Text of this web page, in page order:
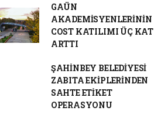
GAÜN
AKADEMİSYENLERİNİN
COST KATILIMI ÜÇ KAT
ARTTI
ŞAHİNBEY BELEDİYESİ
ZABITA EKİPLERİNDEN
SAHTE ETİKET
OPERASYONU